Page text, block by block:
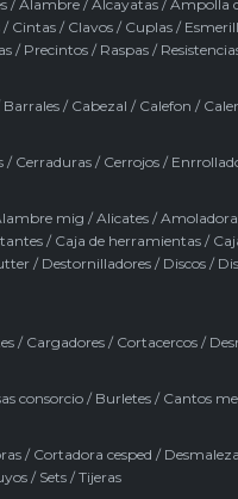
/Alambre /Alcayatas /Ampolla
/ Cintas / Clavos / Cuplas /
/ Precintos / Raspas /
Barrales / Cabezal / Calefon /
/ Cerraduras / Cerrojos /
mig /Alicates /
/ Caja de herramientas /
/ Destornilladores / Discos /
/ Cargadores / Cortacercos /
consorcio / Burletes / Cantos
/ Cortadora cesped /
/ Sets /Tijeras